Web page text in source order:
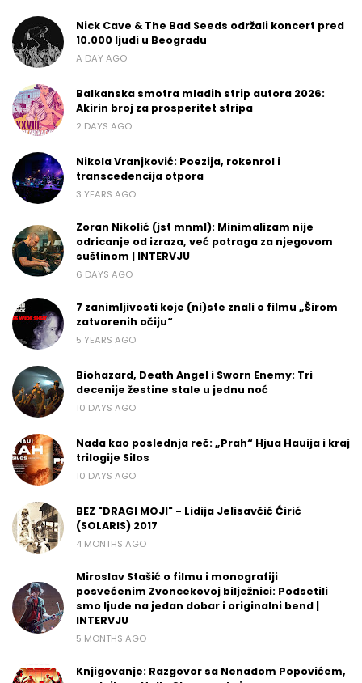
Nick Cave & The Bad Seeds održali koncert pred
10.000 ljudi u Beogradu
A DAY AGO
Balkanska smotra mladih strip autora 2026:
Akirin broj za prosperitet stripa
2 DAYS AGO
Nikola Vranjković: Poezija, rokenrol i
transcedencija otpora
3 YEARS AGO
Zoran Nikolić (jst mnml): Minimalizam nije
odricanje od izraza, već potraga za njegovom
suštinom | INTERVJU
6 DAYS AGO
7 zanimljivosti koje (ni)ste znali o filmu „Širom
zatvorenih očiju“
5 YEARS AGO
Biohazard, Death Angel i Sworn Enemy: Tri
decenije žestine stale u jednu noć
10 DAYS AGO
Nada kao poslednja reč: „Prah“ Hjua Hauija i kraj
trilogije Silos
10 DAYS AGO
BEZ "DRAGI MOJI" - Lidija Jelisavčić Ćirić
(SOLARIS) 2017
4 MONTHS AGO
Miroslav Stašić o filmu i monografiji
posvećenim Zvoncekovoj bilježnici: Podsetili
smo ljude na jedan dobar i originalni bend |
INTERVJU
5 MONTHS AGO
Knjigovanje: Razgovor sa Nenadom Popovićem,